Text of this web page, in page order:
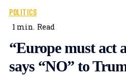
POLITICS
1 min. Read
“Europe must act
says “NO” to